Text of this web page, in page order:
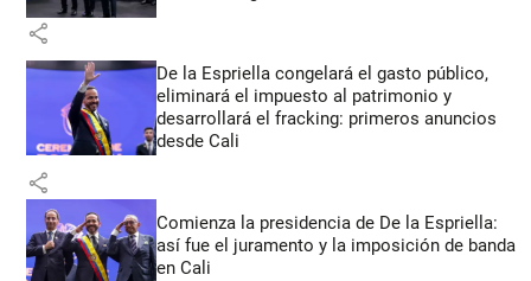
share
De la Espriella congelará el gasto público,
eliminará el impuesto al patrimonio y
desarrollará el fracking: primeros anuncios
desde Cali
share
Comienza la presidencia de De la Espriella:
así fue el juramento y la imposición de banda
en Cali